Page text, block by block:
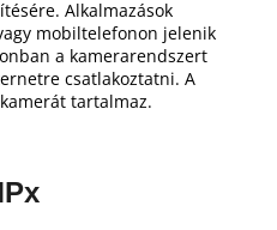
Alkalmazások
mobiltelefonon jelenik
a kamerarendszert
csatlakoztatni. A
tartalmaz.